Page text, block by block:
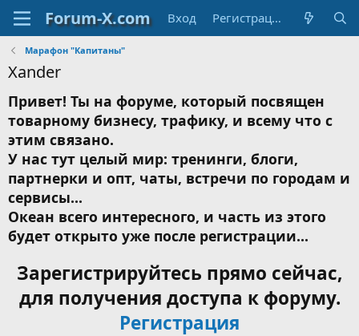
Вход Регистрация
Марафон "Капитаны"
Xander
Привет! Ты на форуме, который посвящен
товарному бизнесу, трафику, и всему что с
этим связано.
У нас тут целый мир: тренинги, блоги,
партнерки и опт, чаты, встречи по городам и
сервисы...
Океан всего интересного, и часть из этого
будет открыто уже после регистрации...
Зарегистрируйтесь прямо сейчас,
для получения доступа к форуму.
Регистрация